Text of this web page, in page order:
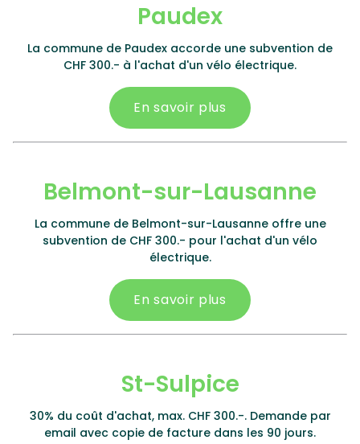
Paudex
La commune de Paudex accorde une subvention de
CHF 300.- à l'achat d'un vélo électrique.
En savoir plus
Belmont-sur-Lausanne
La commune de Belmont-sur-Lausanne offre une
subvention de CHF 300.- pour l'achat d'un vélo
électrique.
En savoir plus
St-Sulpice
30% du coût d'achat, max. CHF 300.-. Demande par
email avec copie de facture dans les 90 jours.